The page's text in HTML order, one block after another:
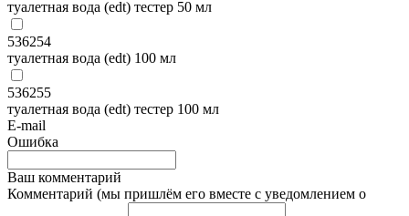
туалетная вода (edt) тестер 50 мл
536254
туалетная вода (edt) 100 мл
536255
туалетная вода (edt) тестер 100 мл
E-mail
Ошибка
Ваш комментарий
Комментарий (мы пришлём его вместе с уведомлением о